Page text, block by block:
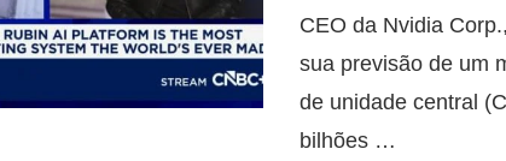
CEO da Nvidia
sua previsão de um
de unidade central
bilhões …